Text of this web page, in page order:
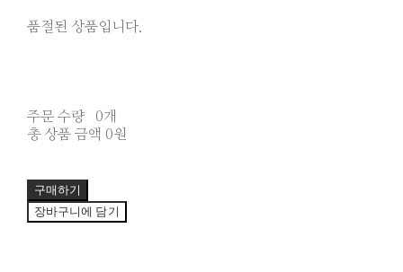
품절된 상품입니다.
주문 수량
0개
총 상품 금액 0원
구매하기
장바구니에 담기